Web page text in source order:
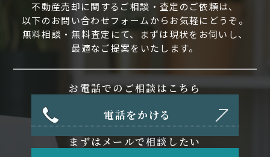
不動産売却に関するご相談・査定のご依頼は、
以下のお問い合わせフォームからお気軽にどうぞ。
無料相談・無料査定にて、まずは現状をお伺いし、
最適なご提案をいたします。
お電話でのご相談はこちら
電話をかける
まずはメールで相談したい